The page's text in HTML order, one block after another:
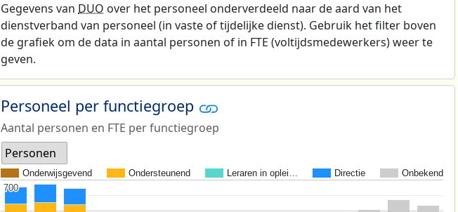
Gegevens van DUO over het personeel onderverdeeld naar de aard van het
dienstverband van personeel (in vaste of tijdelijke dienst). Gebruik het filter boven
de grafiek om de data in aantal personen of in FTE (voltijdsmedewerkers) weer te
geven.
Personeel per functiegroep
Aantal personen en FTE per functiegroep
Personen
Onderwijsgevend Ondersteunend Leraren in oplei… Directie Onbekend
700
700